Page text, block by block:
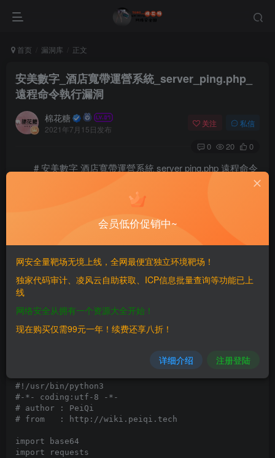
首页 漏洞库 正文
安美數字_酒店寬帶運營系統_server_ping.php_
遠程命令執行漏洞
棉花糖
2021年7月15日发布
关注 私信
0 20 0
# 安美數字 酒店寬帶運營系統 server ping.php 遠程命令
==漏洞利用==
GET傳入 $ip參數 後直接命令執行，並且文件無權限要求
Host:
#!/usr/bin/python3
#-*- coding:utf-8 -*-
# author : PeiQi
# from   : http://wiki.peiqi.tech
import base64
import requests
会员低价促销中~
网安全量靶场无境上线，全网最便宜独立环境靶场！
独家代码审计、凌风云自助获取、ICP信息批量查询等功能已上
线
网络安全从拥有一个资源大全开始！
现在购买仅需99元一年！续费还享八折！
详细介绍 注册登陆